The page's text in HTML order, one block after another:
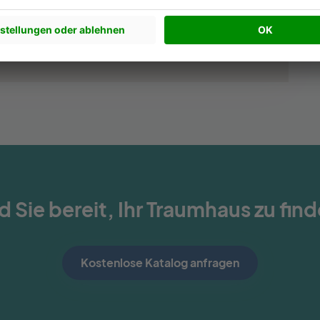
Sie bereit, Ihr Traumhaus zu
Kostenlose Katalog anfragen